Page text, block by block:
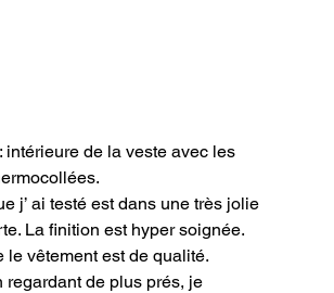
intérieure de la veste avec les
j’ ai testé est dans une très jolie
La finition est hyper soignée.
le vêtement est de qualité.
regardant de plus prés, je